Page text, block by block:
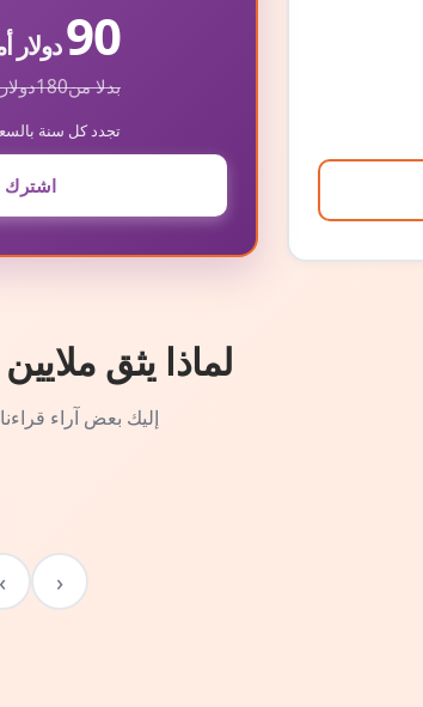
90دولار
بدلا من180
تجدد كل سنة
اشترك
لماذا يثق
إليك بعض آراء
‹
›